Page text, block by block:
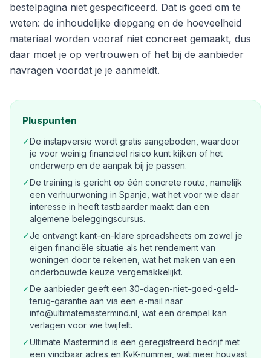
bestelpagina niet gespecificeerd. Dat is goed om te
weten: de inhoudelijke diepgang en de hoeveelheid
materiaal worden vooraf niet concreet gemaakt, dus
daar moet je op vertrouwen of het bij de aanbieder
navragen voordat je je aanmeldt.
Pluspunten
✓De instapversie wordt gratis aangeboden, waardoor
je voor weinig financieel risico kunt kijken of het
onderwerp en de aanpak bij je passen.
✓De training is gericht op één concrete route, namelijk
een verhuurwoning in Spanje, wat het voor wie daar
interesse in heeft tastbaarder maakt dan een
algemene beleggingscursus.
✓Je ontvangt kant-en-klare spreadsheets om zowel je
eigen financiële situatie als het rendement van
woningen door te rekenen, wat het maken van een
onderbouwde keuze vergemakkelijkt.
✓De aanbieder geeft een 30-dagen-niet-goed-geld-
terug-garantie aan via een e-mail naar
info@ultimatemastermind.nl , wat een drempel kan
verlagen voor wie twijfelt.
✓Ultimate Mastermind is een geregistreerd bedrijf met
een vindbaar adres en KvK-nummer, wat meer houvast